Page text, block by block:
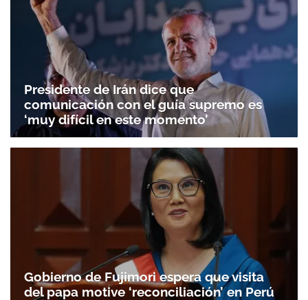
Presidente de Irán dice que
comunicación con el guía supremo es
‘muy difícil en este momento’
Gobierno de Fujimori espera que visita
del papa motive ‘reconciliación’ en Perú